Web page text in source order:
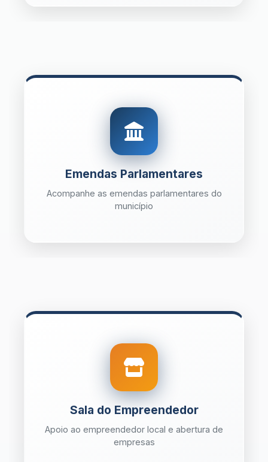
Emendas Parlamentares
Acompanhe as emendas parlamentares do
município
Sala do Empreendedor
Apoio ao empreendedor local e abertura de
empresas